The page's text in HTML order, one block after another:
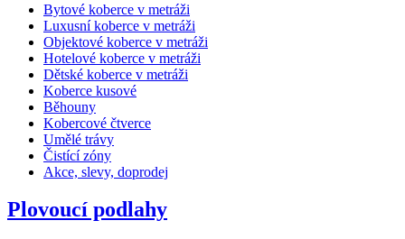
Bytové koberce v metráži
Luxusní koberce v metráži
Objektové koberce v metráži
Hotelové koberce v metráži
Dětské koberce v metráži
Koberce kusové
Běhouny
Kobercové čtverce
Umělé trávy
Čistící zóny
Akce, slevy, doprodej
Plovoucí podlahy